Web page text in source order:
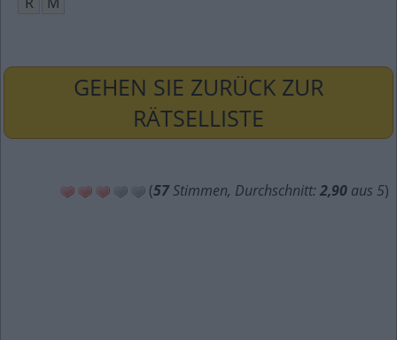
GEHEN SIE ZURÜCK ZUR
RÄTSELLISTE
(57Stimmen, Durchschnitt: 2,90 aus 5)